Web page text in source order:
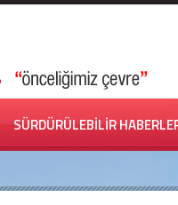
SÜRDÜRÜLEBİLİR